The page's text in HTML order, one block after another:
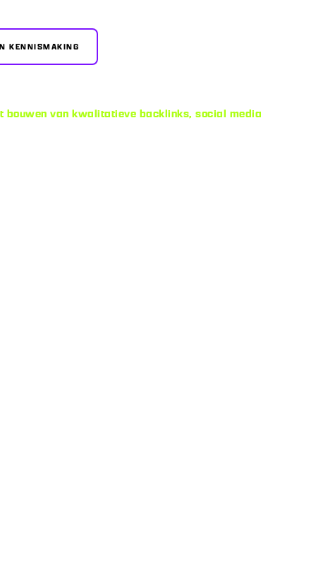
KENNISMAKING
bouwen van kwalitatieve backlinks, social media